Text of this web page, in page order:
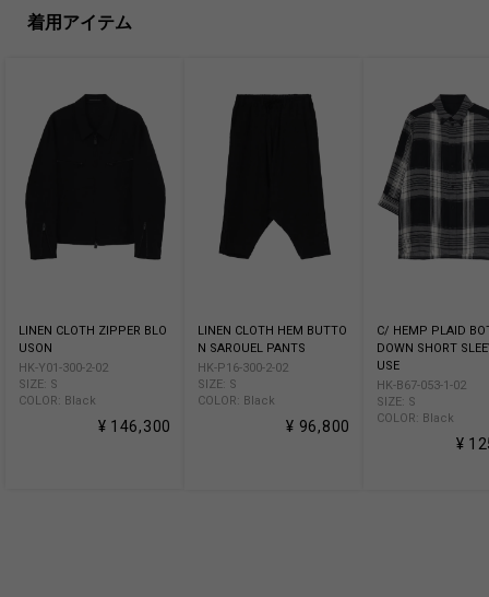
着用アイテム
LINEN CLOTH ZIPPER BLO
USON
HK-Y01-300-2-02
SIZE: S
COLOR: Black
¥ 146,300
LINEN CLOTH HEM BUTTO
N SAROUEL PANTS
HK-P16-300-2-02
SIZE: S
COLOR: Black
¥ 96,800
C/ HEMP PLAID
DOWN SHORT
USE
HK-B67-053-1-02
SIZE: S
COLOR: Black
¥